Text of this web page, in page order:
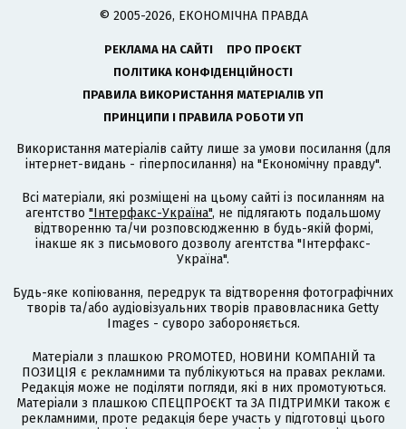
© 2005-2026, ЕКОНОМІЧНА ПРАВДА
РЕКЛАМА НА САЙТІ
ПРО ПРОЄКТ
ПОЛІТИКА КОНФІДЕНЦІЙНОСТІ
ПРАВИЛА ВИКОРИСТАННЯ МАТЕРІАЛІВ УП
ПРИНЦИПИ І ПРАВИЛА РОБОТИ УП
Використання матеріалів сайту лише за умови посилання (для
інтернет-видань - гіперпосилання) на "Економічну правду".
Всі матеріали, які розміщені на цьому сайті із посиланням на
агентство "Інтерфакс-Україна", не підлягають подальшому
відтворенню та/чи розповсюдженню в будь-якій формі,
інакше як з письмового дозволу агентства "Інтерфакс-
Україна".
Будь-яке копіювання, передрук та відтворення фотографічних
творів та/або аудіовізуальних творів правовласника Getty
Images - суворо забороняється.
Матеріали з плашкою PROMOTED, НОВИНИ КОМПАНІЙ та
ПОЗИЦІЯ є рекламними та публікуються на правах реклами.
Редакція може не поділяти погляди, які в них промотуються.
Матеріали з плашкою СПЕЦПРОЄКТ та ЗА ПІДТРИМКИ також є
рекламними, проте редакція бере участь у підготовці цього